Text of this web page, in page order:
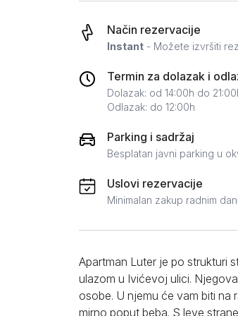
Način rezervacije
Instant - Možete izvršiti
Termin za dolazak i
Dolazak: od 14:00h do
Odlazak: do 12:00h
Parking i sadržaj
Besplatan javni parking u
Uslovi rezervacije
Minimalan zakup radnim
Apartman Luter je po strukturi
ulazom u Ivićevoj ulici.
osobe. U njemu će vam biti na
mirno poput beba. S leve